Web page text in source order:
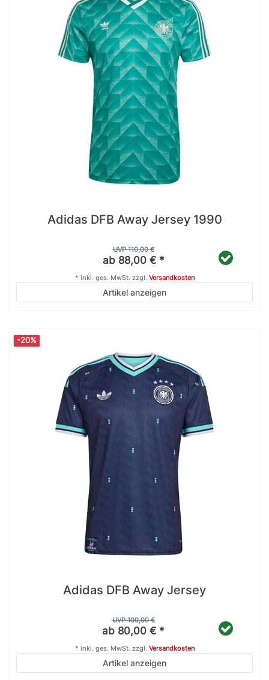
Adidas DFB Away Jersey 1990
UVP 110,00 €
ab 88,00 € *
Artikel anzeigen
* inkl. ges. MwSt.zzgl. Versandkosten
-20%
Adidas DFB Away Jersey
UVP 100,00 €
ab 80,00 € *
Artikel anzeigen
* inkl. ges. MwSt.zzgl. Versandkosten